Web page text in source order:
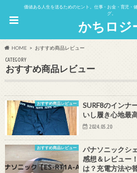
価値ある人生を送るためのヒント。仕事・お金・育児・
グ。
かちロジ
HOME おすすめ商品レビュー
CATEGORY
おすすめ商品レビュー
おすすめ商品レビュー
SURF8のインナ
いし履き心地最
2024.05.20
おすすめ商品レビュー
パナソニックシ
感想＆レビュー
は？充電方法や